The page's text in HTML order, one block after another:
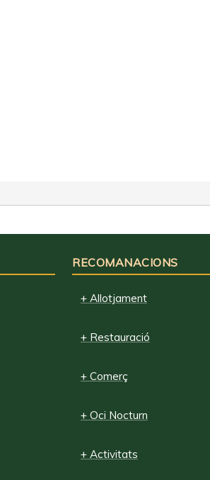
RECOMANACIONS
+ Allotjament
+ Restauració
+ Comerç
+ Oci Nocturn
+ Activitats